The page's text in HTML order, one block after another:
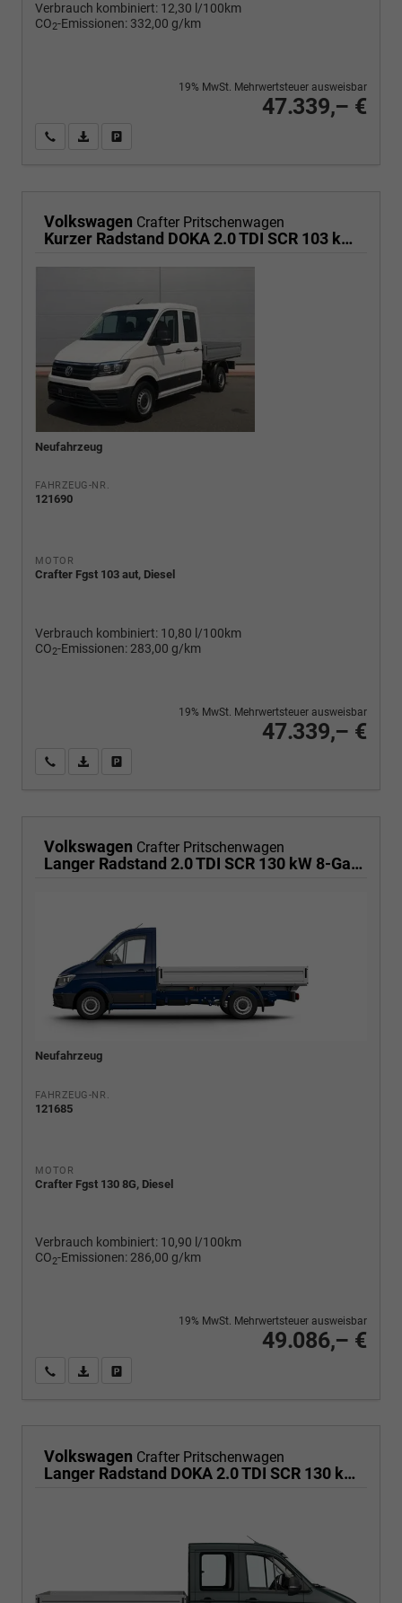
Verbrauch kombiniert: 12,30 l/100km
CO2-Emissionen: 332,00 g/km
47.339,– €
19% MwSt. Mehrwertsteuer ausweisbar
Wir rufen Sie anPDF-Fahrzeugexposé drucken
Volkswagen Crafter Pritschenwagen
Kurzer Radstand DOKA 2.0 TDI SCR 103 kW 8-Gang Automatik, Klima, 6 Sitze
Neufahrzeug
FAHRZEUG-NR.
121690
MOTOR
Crafter Fgst 103 aut, Diesel
Verbrauch kombiniert: 10,80 l/100km
CO2-Emissionen: 283,00 g/km
47.339,– €
19% MwSt. Mehrwertsteuer ausweisbar
Wir rufen Sie anPDF-Fahrzeugexposé drucken
Volkswagen Crafter Pritschenwagen
Langer Radstand 2.0 TDI SCR 130 kW 8-Gang Automatik, Klima
Neufahrzeug
FAHRZEUG-NR.
121685
MOTOR
Crafter Fgst 130 8G, Diesel
Verbrauch kombiniert: 10,90 l/100km
CO2-Emissionen: 286,00 g/km
49.086,– €
19% MwSt. Mehrwertsteuer ausweisbar
Wir rufen Sie anPDF-Fahrzeugexposé drucken
Volkswagen Crafter Pritschenwagen
Langer Radstand DOKA 2.0 TDI SCR 130 kW 6-Gang, Klima 6 Sitze